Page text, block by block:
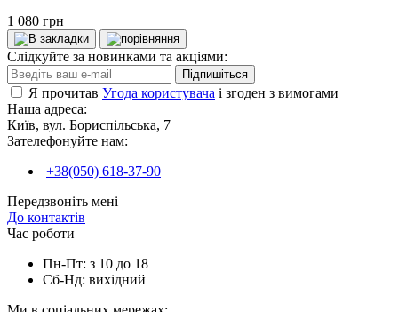
1 080 грн
Слідкуйте за новинками та акціями:
Підпишіться
Я прочитав Угода користувача і згоден з вимогами
Наша адреса:
Київ, вул. Бориспільська, 7
Зателефонуйте нам:
+38(050) 618-37-90
Передзвоніть мені
До контактів
Час роботи
Пн-Пт: з 10 до 18
Сб-Нд: вихідний